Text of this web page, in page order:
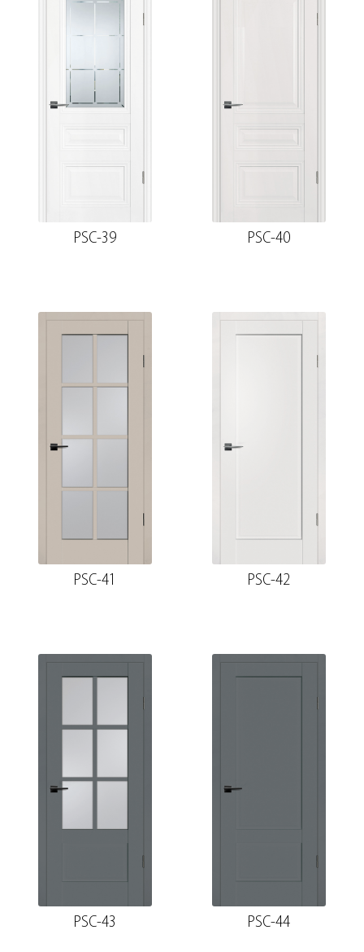
PSC-39 PSC-40
PSC-41 PSC-42
PSC-43 PSC-44